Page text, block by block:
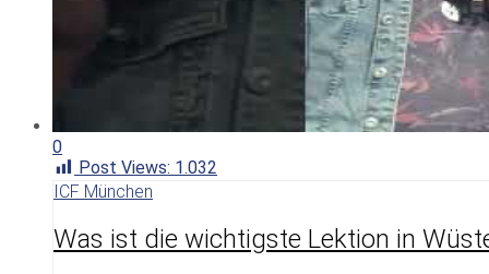
0
Post Views: 1.032
ICF München
Was ist die wichtigste Lektion in